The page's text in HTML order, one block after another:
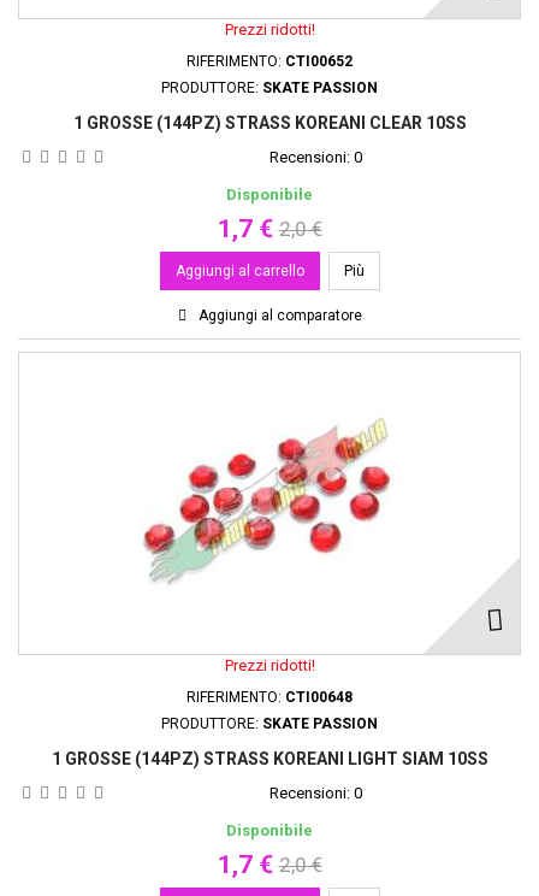
Prezzi ridotti!
RIFERIMENTO: CTI00652
PRODUTTORE: SKATE PASSION
1 GROSSE (144PZ) STRASS KOREANI CLEAR 10SS
Recensioni: 0
Disponibile
1,7 € 2,0 €
Aggiungi al carrello Più
Aggiungi al comparatore
Prezzi ridotti!
RIFERIMENTO: CTI00648
PRODUTTORE: SKATE PASSION
1 GROSSE (144PZ) STRASS KOREANI LIGHT SIAM 10SS
Recensioni: 0
Disponibile
1,7 € 2,0 €